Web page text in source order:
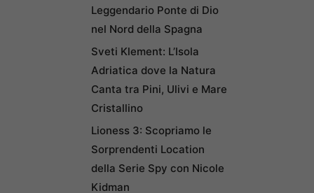
Leggendario Ponte di Dio
nel Nord della Spagna
Sveti Klement: L’Isola
Adriatica dove la Natura
Canta tra Pini, Ulivi e Mare
Cristallino
Lioness 3: Scopriamo le
Sorprendenti Location
della Serie Spy con Nicole
Kidman